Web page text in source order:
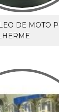
DE MOTO